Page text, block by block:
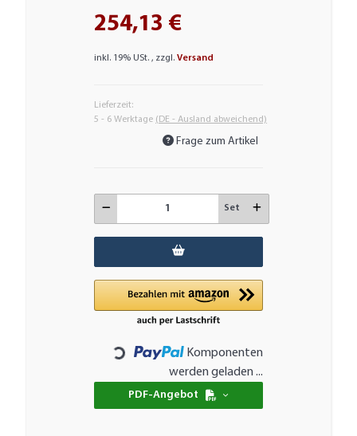
254,13 €
inkl. 19% USt. , zzgl.Versand
Lieferzeit:
5 - 6 Werktage (DE - Ausland abweichend)
Frage zum Artikel
Set
Loading...
Komponenten
werden geladen ...
PDF-Angebot